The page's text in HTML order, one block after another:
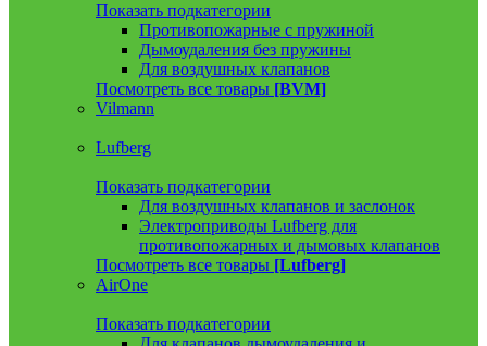
Показать подкатегории
Противопожарные с пружиной
Дымоудаления без пружины
Для воздушных клапанов
Посмотреть все товары [BVM]
Vilmann
Lufberg
Показать подкатегории
Для воздушных клапанов и заслонок
Электроприводы Lufberg для
противопожарных и дымовых клапанов
Посмотреть все товары [Lufberg]
AirOne
Показать подкатегории